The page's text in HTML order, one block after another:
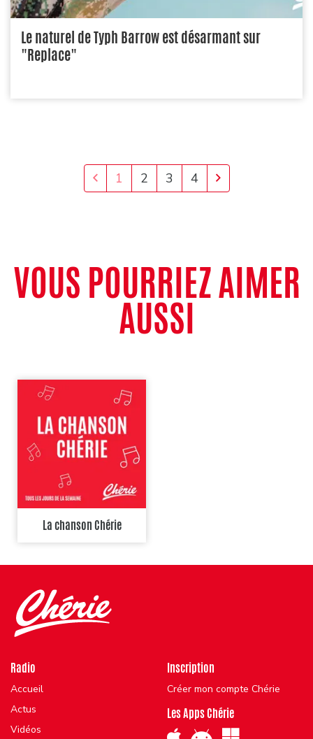
Le naturel de Typh Barrow est désarmant sur
"Replace"
1 2 3 4
VOUS POURRIEZ AIMER
AUSSI
La chanson Chérie
Radio
Accueil
Actus
Vidéos
Inscription
Créer mon compte Chérie
Les Apps Chérie